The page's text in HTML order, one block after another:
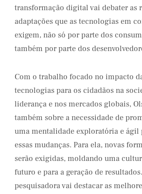
transformação digital vai debater as
adaptações que as tecnologias em
exigem, não só por parte dos
também por parte dos
Com o trabalho focado no impacto
tecnologias para os cidadãos na
liderança e nos mercados globais,
também sobre a necessidade de
uma mentalidade exploratória e ágil
essas mudanças. Para ela, novas
serão exigidas, moldando uma
futuro e para a geração de
pesquisadora vai destacar as